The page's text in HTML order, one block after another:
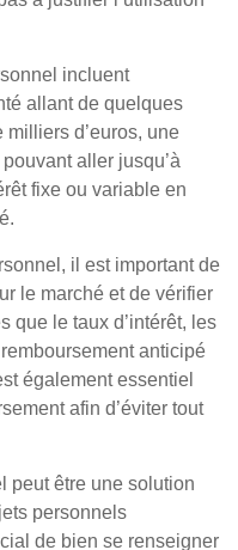
incluent
allant de quelques
d’euros, une
aller jusqu’à
fixe ou variable en
il est important de
le marché et de vérifier
que le taux d’intérêt, les
anticipé
également essentiel
afin d’éviter tout
peut être une solution
personnels
de bien se renseigner